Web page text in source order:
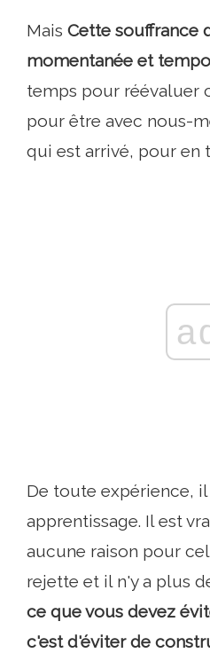
Mais Cette souffrance
momentanée et
temps pour réévaluer
pour être avec nous-
qui est arrivé, pour en
De toute expérience,
apprentissage. Il est
aucune raison pour
rejette et il n'y a plus
ce que vous devez
c'est d'éviter de